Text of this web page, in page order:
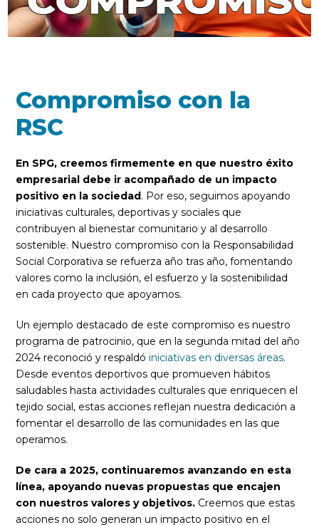
Compromiso con la
RSC
En SPG, creemos firmemente en que nuestro éxito
empresarial debe ir acompañado de un impacto
positivo en la sociedad. Por eso, seguimos apoyando
iniciativas culturales, deportivas y sociales que
contribuyen al bienestar comunitario y al desarrollo
sostenible. Nuestro compromiso con la Responsabilidad
Social Corporativa se refuerza año tras año, fomentando
valores como la inclusión, el esfuerzo y la sostenibilidad
en cada proyecto que apoyamos.
Un ejemplo destacado de este compromiso es nuestro
programa de patrocinio, que en la segunda mitad del año
2024 reconoció y respaldóiniciativas en diversas áreas.
Desde eventos deportivos que promueven hábitos
saludables hasta actividades culturales que enriquecen el
tejido social, estas acciones reflejan nuestra dedicación a
fomentar el desarrollo de las comunidades en las que
operamos.
De cara a 2025, continuaremos avanzando en esta
línea, apoyando nuevas propuestas que encajen
con nuestros valores y objetivos. Creemos que estas
acciones no solo generan un impacto positivo en el